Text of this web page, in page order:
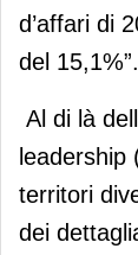
d’affari di
del 15,1%”.
Al di là
leadership
territori
dei